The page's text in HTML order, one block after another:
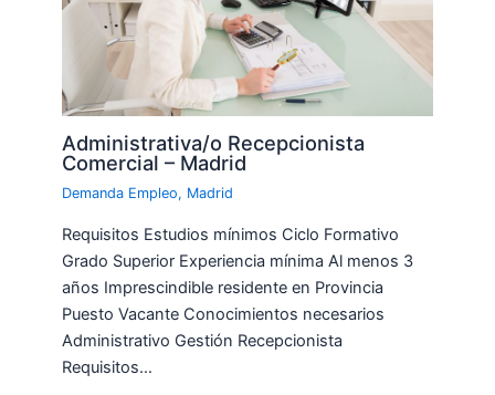
Administrativa/o Recepcionista
Comercial – Madrid
Demanda Empleo, Madrid
Requisitos Estudios mínimos Ciclo Formativo
Grado Superior Experiencia mínima Al menos 3
años Imprescindible residente en Provincia
Puesto Vacante Conocimientos necesarios
Administrativo Gestión Recepcionista
Requisitos…